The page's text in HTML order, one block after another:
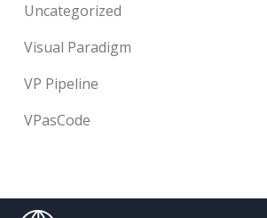
Uncategorized
Visual Paradigm
VP Pipeline
VPasCode